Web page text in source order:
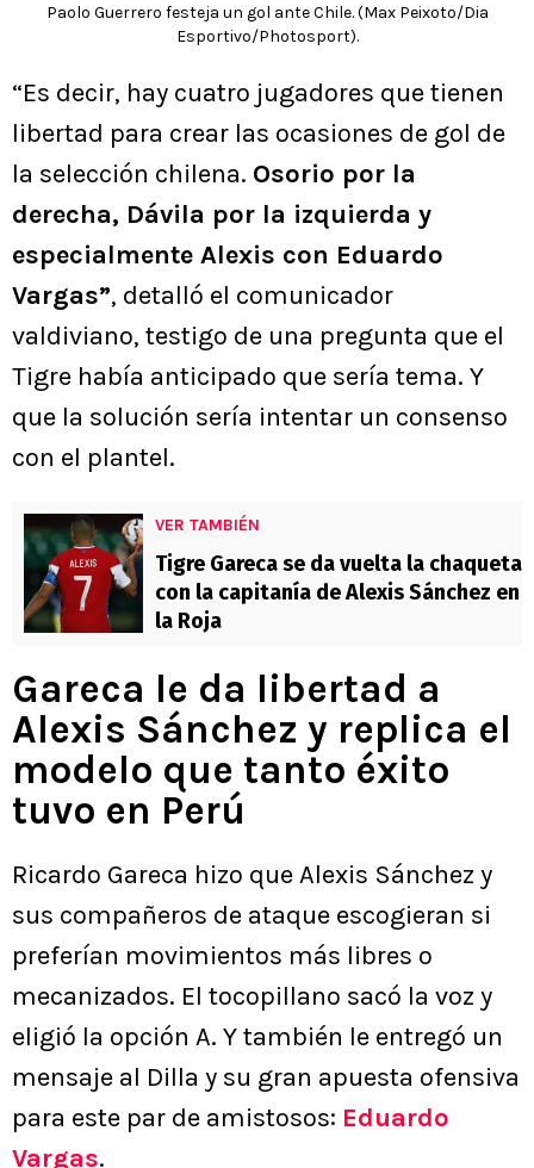
Paolo Guerrero festeja un gol ante Chile. (Max Peixoto/Dia
Esportivo/Photosport).
“Es decir, hay cuatro jugadores que tienen
libertad para crear las ocasiones de gol de
la selección chilena. Osorio por la
derecha, Dávila por la izquierda y
especialmente Alexis con Eduardo
Vargas”, detalló el comunicador
valdiviano, testigo de una pregunta que el
Tigre había anticipado que sería tema. Y
que la solución sería intentar un consenso
con el plantel.
VER TAMBIÉN
Tigre Gareca se da vuelta la chaqueta
con la capitanía de Alexis Sánchez en
la Roja
Gareca le da libertad a
Alexis Sánchez y replica el
modelo que tanto éxito
tuvo en Perú
Ricardo Gareca hizo que Alexis Sánchez y
sus compañeros de ataque escogieran si
preferían movimientos más libres o
mecanizados. El tocopillano sacó la voz y
eligió la opción A. Y también le entregó un
mensaje al Dilla y su gran apuesta ofensiva
para este par de amistosos: Eduardo
Vargas.